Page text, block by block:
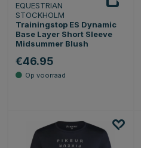
EQUESTRIAN
STOCKHOLM
Trainingstop ES Dynamic
Base Layer Short Sleeve
Midsummer Blush
€46.95